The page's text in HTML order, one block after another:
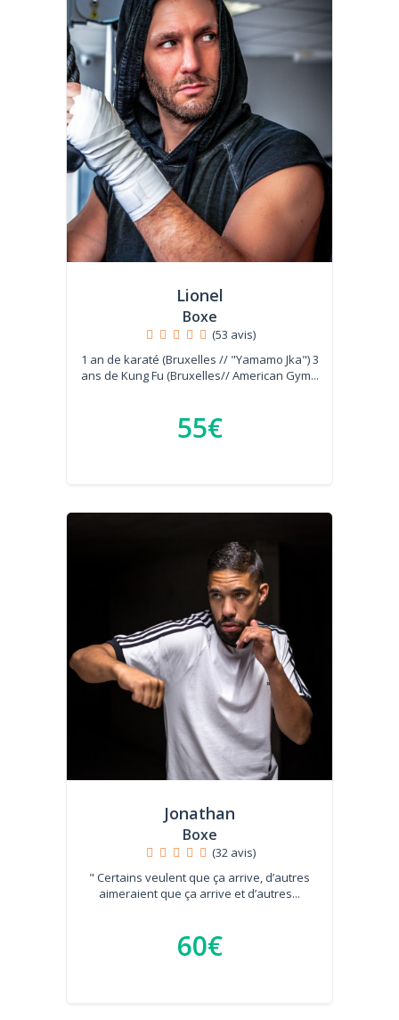
Lionel
Boxe
(53 avis)
1 an de karaté (Bruxelles // "Yamamo Jka") 3
ans de Kung Fu (Bruxelles// American Gym...
55€
Jonathan
Boxe
(32 avis)
" Certains veulent que ça arrive, d’autres
aimeraient que ça arrive et d’autres...
60€